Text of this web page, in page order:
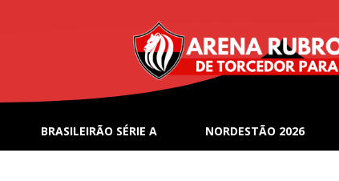
BRASILEIRÃO SÉRIE A NORDESTÃO 2026